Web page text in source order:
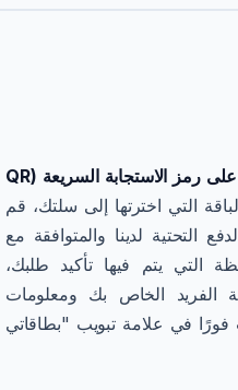
الخطوة 3: اطلب بأمان واحصل على رمز الاستجابة السريعة (QR
التي اخترتها إلى سلتك، قم
التحتية لدينا والمتوافقة مع
التي يتم فيها تأكيد طلبك،
الفريد الخاص بك ومعلومات
فورًا في علامة تبويب "بطاقاتي